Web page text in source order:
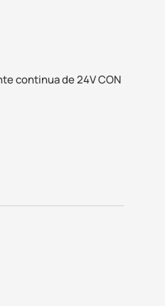
continua de 24V CON